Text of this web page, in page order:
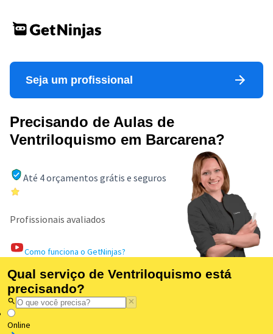
Seja um profissional
Precisando de Aulas de
Ventriloquismo em Barcarena?
Até 4 orçamentos grátis e seguros
Profissionais avaliados
Como funciona o GetNinjas?
Qual serviço de Ventriloquismo está
precisando?
Online